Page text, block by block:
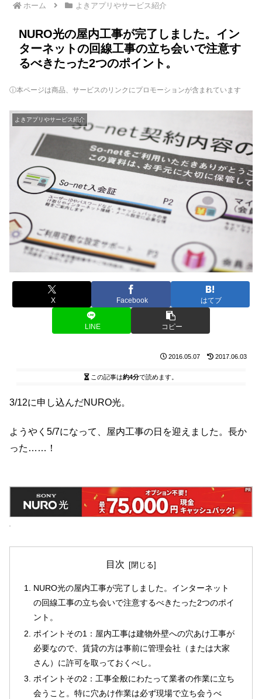
ホーム よきアプリやサービス紹介
NURO光の屋内工事が完了しました。イン
ターネットの回線工事の立ち会いで注意す
るべきたった2つのポイント。
ⓘ本ページは商品、サービスのリンクにプロモーションが含まれています
よきアプリやサービス紹介
X Facebook はてブ
LINE コピー
2016.05.07 2017.06.03
この記事は約4分で読めます。
3/12に申し込んだNURO光。
ようやく5/7になって、屋内工事の日を迎えました。長か
った……！
目次
NURO光の屋内工事が完了しました。インターネット
の回線工事の立ち会いで注意するべきたった2つのポイ
ント。
ポイントその1：屋内工事は建物外壁への穴あけ工事が
必要なので、賃貸の方は事前に管理会社（または大家
さん）に許可を取っておくべし。
ポイントその2：工事全般にわたって業者の作業に立ち
会うこと。特に穴あけ作業は必ず現場で立ち会うべ